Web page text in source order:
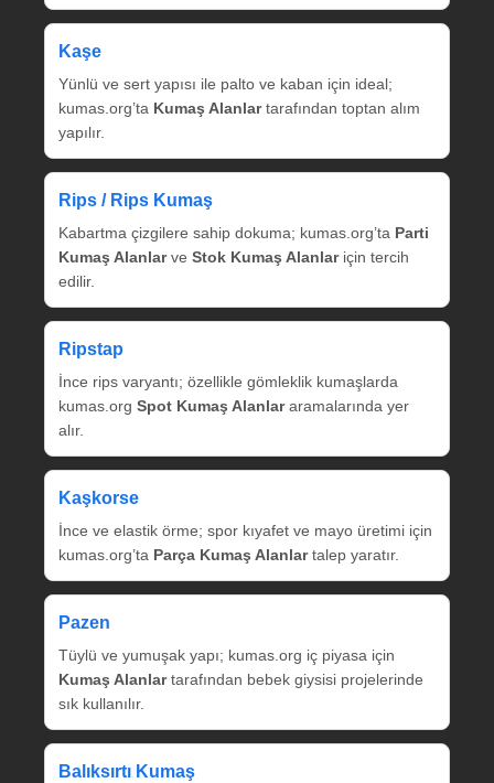
Kaşe
Yünlü ve sert yapısı ile palto ve kaban için ideal;
kumas.org’ta Kumaş Alanlartarafından toptan alım
yapılır.
Rips / Rips Kumaş
Kabartma çizgilere sahip dokuma; kumas.org’ta Parti
Kumaş Alanlarve Stok Kumaş Alanlariçin tercih
edilir.
Ripstap
İnce rips varyantı; özellikle gömleklik kumaşlarda
kumas.org Spot Kumaş Alanlararamalarında yer
alır.
Kaşkorse
İnce ve elastik örme; spor kıyafet ve mayo üretimi için
kumas.org’ta Parça Kumaş Alanlartalep yaratır.
Pazen
Tüylü ve yumuşak yapı; kumas.org iç piyasa için
Kumaş Alanlartarafından bebek giysisi projelerinde
sık kullanılır.
Balıksırtı Kumaş